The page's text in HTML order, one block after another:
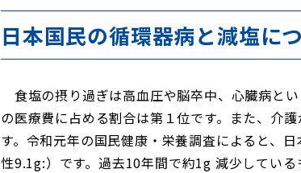
日本国民の循環器病と減塩に
食塩の摂り過ぎは高血圧や脳卒中、心臓病と
の医療費に占める割合は第１位です。また、介
す。令和元年の国民健康・栄養調査によると、
性9.1g:）です。過去10年間で約1g 減少してい